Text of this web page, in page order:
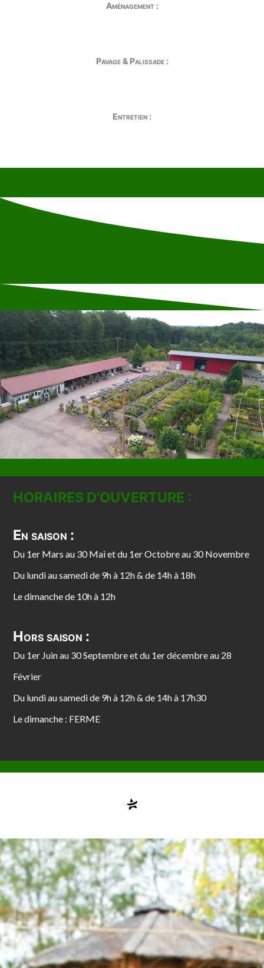
Aménagement :
Pavage & Palissade :
Entretien :
HORAIRES D'OUVERTURE :
En saison :
Du 1er Mars au 30 Mai et du 1er Octobre au 30 Novembre
Du lundi au samedi de 9h à 12h & de 14h à 18h
Le dimanche de 10h à 12h
Hors saison :
Du 1er Juin au 30 Septembre et du 1er décembre au 28
Février
Du lundi au samedi de 9h à 12h & de 14h à 17h30
Le dimanche : FERME